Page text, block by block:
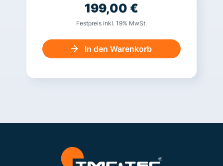
199,00 €
Festpreis inkl. 19% MwSt.
In den Warenkorb